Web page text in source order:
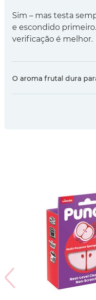
Sim – mas testa
e escondido
verificação é melhor.
O aroma frutal dura